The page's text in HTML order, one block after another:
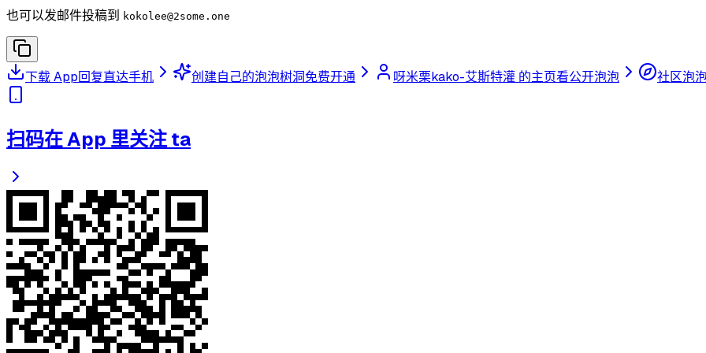
也可以发邮件投稿到 kokolee@2some.one
下载 App回复直达手机 创建自己的泡泡树洞免费开通 呀米栗kako-艾斯特灌 的主页看公开泡泡 社区泡
扫码在 App 里关注 ta